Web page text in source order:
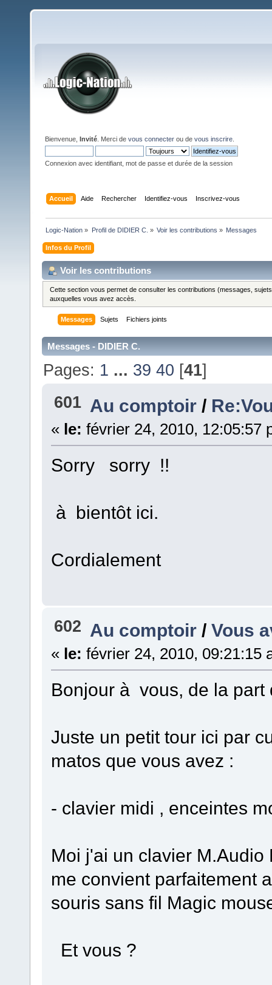
Bienvenue, Invité . Merci de vous connecter ou de vous inscrire
Connexion avec identifiant, mot de passe et durée de la session
Accueil Aide Rechercher Identifiez-vous Inscrivez-vous
Logic-Nation » Profil de DIDIER C. » Voir les contributions » Messages
Infos du Profil
Voir les contributions
Cette section vous permet de consulter les contributions (messages,
auxquelles vous avez accès.
Messages Sujets Fichiers joints
Messages - DIDIER C.
Pages: 1 ... 39 40 [41]
601 Au comptoir /
« le: février 24, 2010, 12:05:57
Sorry sorry !!
à bientôt ici.
Cordialement
602 Au comptoir /Vous
« le: février 24, 2010, 09:21:15
Bonjour à vous, de la part
Juste un petit tour ici par
matos que vous avez :
- clavier midi , enceintes
Moi j'ai un clavier
me convient parfaitement
souris sans fil Magic
Et vous ?